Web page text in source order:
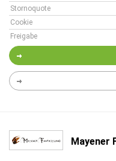
Stornoquote
Cookie
Freigabe
Mayener